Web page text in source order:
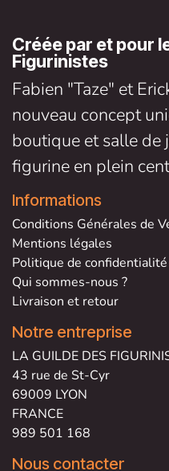
Créée par et pour
Figurinistes
Fabien "Taze" et
nouveau concept
boutique et salle de
figurine en plein
Informations
Conditions Générales de V
Mentions légales
Politique de confidentialité
Qui sommes-nous ?
Livraison et retour
Notre entreprise
LA GUILDE DES
43 rue de St-Cyr
69009 LYON
FRANCE
989 501 168
Nous contacter